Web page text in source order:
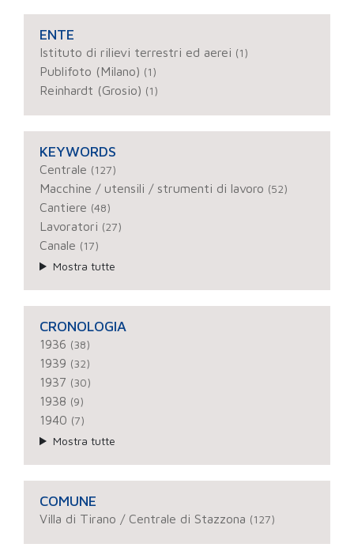
ENTE
Istituto di rilievi terrestri ed aerei (1)
Publifoto (Milano) (1)
Reinhardt (Grosio) (1)
KEYWORDS
Centrale (127)
Macchine / utensili / strumenti di lavoro (52)
Cantiere (48)
Lavoratori (27)
Canale (17)
Mostra tutte
CRONOLOGIA
1936 (38)
1939 (32)
1937 (30)
1938 (9)
1940 (7)
Mostra tutte
COMUNE
Villa di Tirano / Centrale di Stazzona (127)